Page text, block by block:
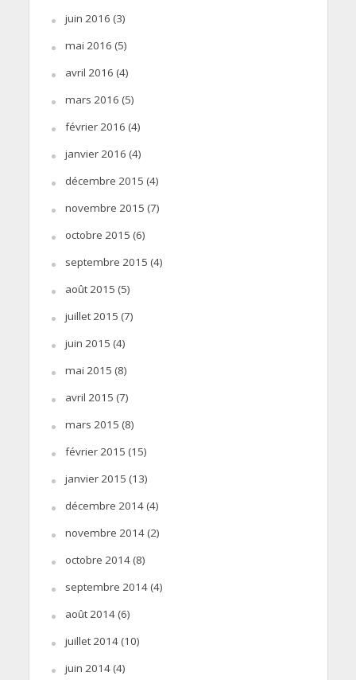
juin 2016 (3)
mai 2016 (5)
avril 2016 (4)
mars 2016 (5)
février 2016 (4)
janvier 2016 (4)
décembre 2015 (4)
novembre 2015 (7)
octobre 2015 (6)
septembre 2015 (4)
août 2015 (5)
juillet 2015 (7)
juin 2015 (4)
mai 2015 (8)
avril 2015 (7)
mars 2015 (8)
février 2015 (15)
janvier 2015 (13)
décembre 2014(4)
novembre 2014(2)
octobre 2014(8)
septembre 2014(4)
août 2014(6)
juillet 2014(10)
juin 2014(4)